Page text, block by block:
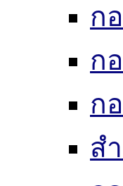
ก
ก
ก
ส